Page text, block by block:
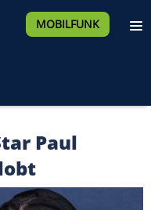
MOBILFUNK
Paul